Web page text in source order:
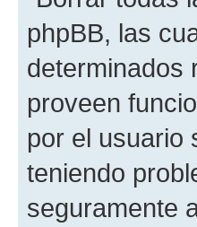
phpBB, las
determinados
proveen
por el usuario
teniendo
seguramente